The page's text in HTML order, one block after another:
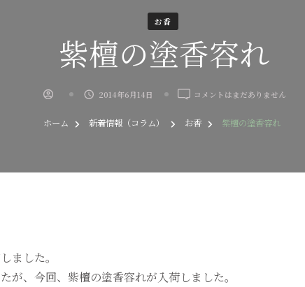
お香
紫檀の塗香容れ
2014年6月14日
紫
の
れ
コメントはまだありません
ホーム 新着情報（コラム） お香 紫檀の塗香容れ
ました。
が、今回、紫檀の塗香容れが入荷しました。